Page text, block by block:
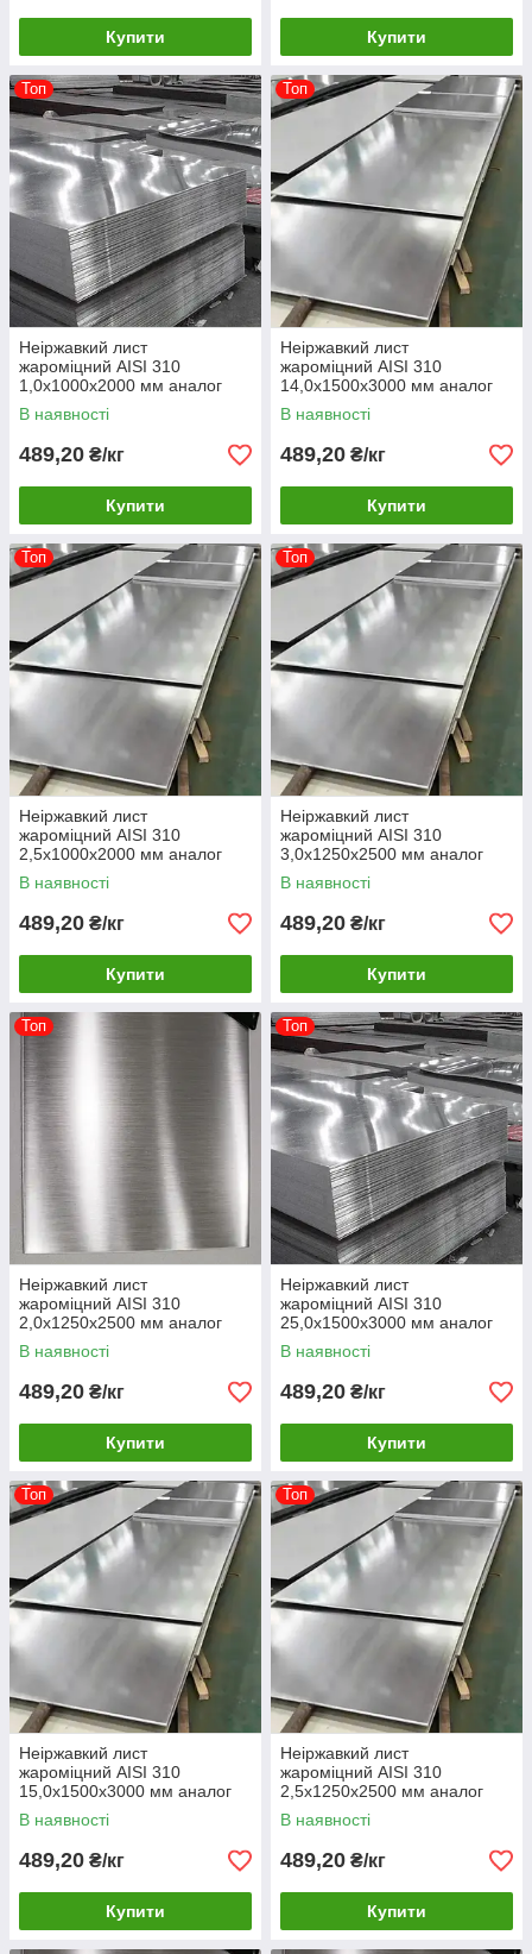
Купити Купити
Топ
Неіржавкий лист
жароміцний AISI 310
1,0х1000х2000 мм аналог
20х23Н18
В наявності
489,20 ₴/кг
Купити
Топ
Неіржавкий лист
жароміцний AISI 310
14,0х1500х3000 мм аналог
20х23Н18
В наявності
489,20 ₴/кг
Купити
Топ
Неіржавкий лист
жароміцний AISI 310
2,5х1000х2000 мм аналог
20х23Н18
В наявності
489,20 ₴/кг
Купити
Топ
Неіржавкий лист
жароміцний AISI 310
3,0х1250х2500 мм аналог
20х23Н18
В наявності
489,20 ₴/кг
Купити
Топ
Неіржавкий лист
жароміцний AISI 310
2,0х1250х2500 мм аналог
20х23Н18
В наявності
489,20 ₴/кг
Купити
Топ
Неіржавкий лист
жароміцний AISI 310
25,0х1500х3000 мм аналог
20х23Н18
В наявності
489,20 ₴/кг
Купити
Топ
Неіржавкий лист
жароміцний AISI 310
15,0х1500х3000 мм аналог
20х23Н18
В наявності
489,20 ₴/кг
Купити
Топ
Неіржавкий лист
жароміцний AISI 310
2,5х1250х2500 мм аналог
20х23Н18
В наявності
489,20 ₴/кг
Купити